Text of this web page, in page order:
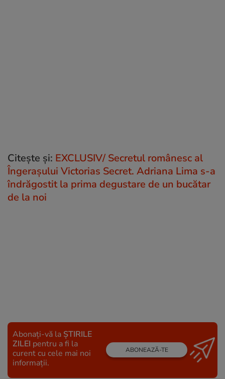
Citește și: EXCLUSIV/ Secretul românesc al
Îngerașului Victorias Secret. Adriana Lima s-a
îndrăgostit la prima degustare de un bucătar
de la noi
Abonați-vă la ȘTIRILE
ZILEI pentru a fi la
curent cu cele mai noi
informații.
ABONEAZĂ-TE